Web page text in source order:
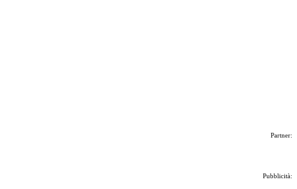
Partner:
Pubblicità: